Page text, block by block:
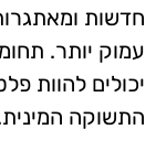
חדשות ומאתגרות
עמוק יותר.
יכולים להוות
התשוקה